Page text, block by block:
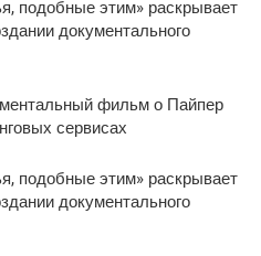
фильм о Пайпер
сервисах